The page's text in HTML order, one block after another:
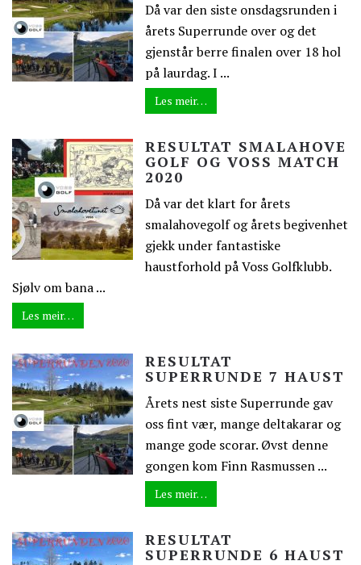
Då var den siste onsdagsrunden i
årets Superrunde over og det
gjenstår berre finalen over 18 hol
på laurdag. I ...
Les meir…
RESULTAT SMALAHOVE
GOLF OG VOSS MATCH
2020
Då var det klart for årets
smalahovegolf og årets begivenhet
gjekk under fantastiske
haustforhold på Voss Golfklubb.
Sjølv om bana ...
Les meir…
RESULTAT
SUPERRUNDE 7 HAUST
Årets nest siste Superrunde gav
oss fint vær, mange deltakarar og
mange gode scorar. Øvst denne
gongen kom Finn Rasmussen ...
Les meir…
RESULTAT
SUPERRUNDE 6 HAUST